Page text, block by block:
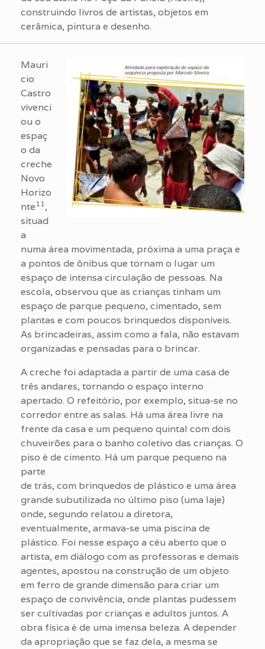
construindo livros de artistas, objetos em
cerâmica, pintura e desenho.
Mauri
cio
Castro
vivenci
ou o
espaç
o da
creche
Novo
Horizo
nte 11 ,
situad
a
numa área movimentada, próxima a uma praça e
a pontos de ônibus que tornam o lugar um
espaço de intensa circulação de pessoas. Na
escola, observou que as crianças tinham um
espaço de parque pequeno, cimentado, sem
plantas e com poucos brinquedos disponíveis.
As brincadeiras, assim como a fala, não estavam
organizadas e pensadas para o brincar.
A creche foi adaptada a partir de uma casa de
três andares, tornando o espaço interno
apertado. O refeitório, por exemplo, situa-se no
corredor entre as salas. Há uma área livre na
frente da casa e um pequeno quintal com dois
chuveirões para o banho coletivo das crianças. O
piso é de cimento. Há um parque pequeno na
parte
de trás, com brinquedos de plástico e uma área
grande subutilizada no último piso (uma laje)
onde, segundo relatou a diretora,
eventualmente, armava-se uma piscina de
plástico. Foi nesse espaço a céu aberto que o
artista, em diálogo com as professoras e demais
agentes, apostou na construção de um objeto
em ferro de grande dimensão para criar um
espaço de convivência, onde plantas pudessem
ser cultivadas por crianças e adultos juntos. A
obra física é de uma imensa beleza. A depender
da apropriação que se faz dela, a mesma se